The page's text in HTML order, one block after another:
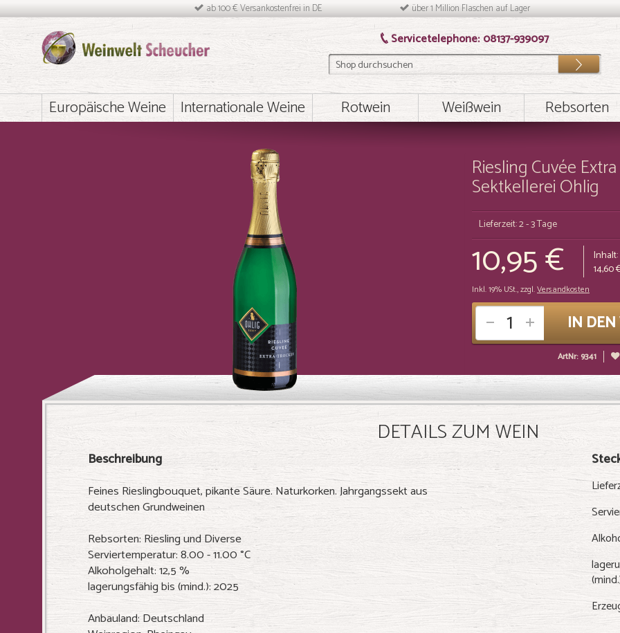
ab 100 € Versankostenfrei in DE über 1 Million Flaschen auf Lager
Servicetelephone: 08137-939097
Los
Europäische Weine Internationale Weine Rotwein Weißwein Rebsorten
Riesling Cuvée
Sektkellerei Ohlig
Lieferzeit: 2 - 3 Tage
10,95 €
Inkl. 19% USt.,zzgl.Versandkosten
Inhalt:
14,60
IN
ArtNr: 9341
DETAILS ZUM WEIN
Beschreibung
Feines Rieslingbouquet, pikante Säure. Naturkorken. Jahrgangssekt aus
deutschen Grundweinen
Rebsorten: Riesling und Diverse
Serviertemperatur: 8.00 - 11.00 °C
Alkoholgehalt: 12,5 %
lagerungsfähig bis (mind.): 2025
Anbauland: Deutschland